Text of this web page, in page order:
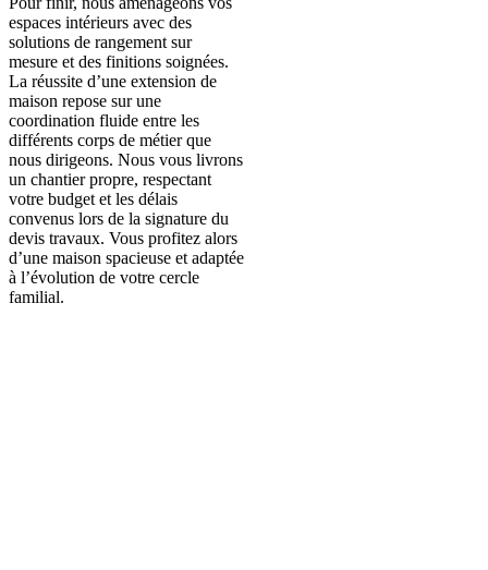
espaces intérieurs avec des
solutions de rangement sur
mesure et des finitions soignées.
La réussite d’une extension de
maison repose sur une
coordination fluide entre les
différents corps de métier que
nous dirigeons. Nous vous livrons
un chantier propre, respectant
votre budget et les délais
convenus lors de la signature du
devis travaux. Vous profitez alors
d’une maison spacieuse et adaptée
à l’évolution de votre cercle
familial.